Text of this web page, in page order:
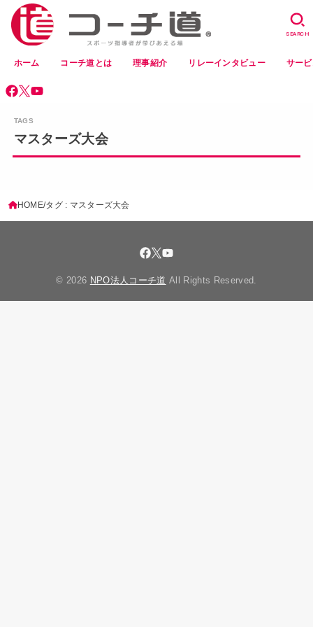
ホーム コーチ道とは 理事紹介 リレーインタビュー サー
SEARCH
マスターズ大会
HOME タグ : マスターズ大会
© 2026 NPO法人コーチ道 All Rights Reserved.